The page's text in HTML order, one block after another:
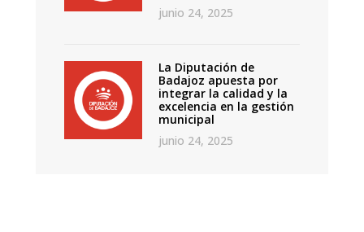
junio 24, 2025
La Diputación de
Badajoz apuesta por
integrar la calidad y la
excelencia en la gestión
municipal
junio 24, 2025